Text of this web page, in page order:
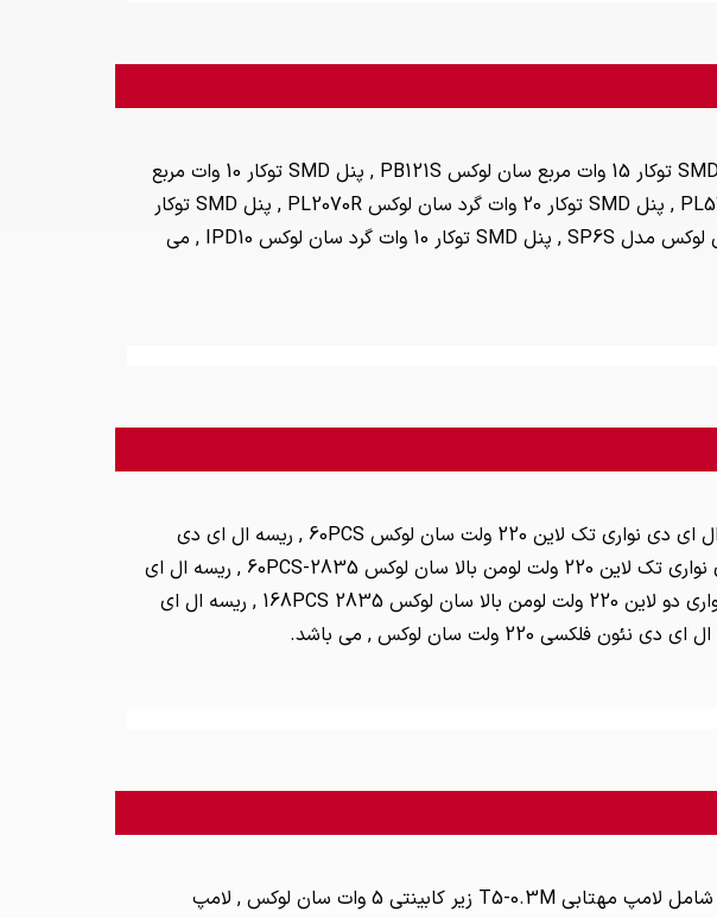
محبوب ترین مدل های سان لوکس چراغ سقفی در بازار شامل پنل SMD توکار 15 وات مربع سان لوکس PB121S , پنل SMD توکار 10 وات مربع
سان لوکس PL1070S , پنل SMD توکار 5 وات مربع سان لوکس PL571S , پنل SMD توکار 20 وات گرد سان لوکس PL2070R , پنل SMD توکار
15 وات گرد سان لوکس PL1570R , پنل SMD روکار مربع 6 وات سان لوکس مدل SP6S , پنل SMD توکار 10 وات گرد سان لوکس IPD10 , می
محبوب ترین مدل های سان لوکس ریسه LED در بازار شامل ریسه ال ای دی نواری تک لاین 220 ولت سان لوکس 60PCS , ریسه ال ای دی
نواری تک لاین 220 ولت سان لوکس 5050-72PCS , ریسه ال ای دی نواری تک لاین 220 ولت لومن بالا سان لوکس 60PCS-2835 , ریسه ال ای
دی نواری دو لاین 220 ولت سان لوکس 168PCS , ریسه ال ای دی نواری دو لاین 220 ولت لومن بالا سان لوکس 2835 168PCS , ریسه ال ای
محبوب ترین مدل های سان لوکس چراغ زیرکابینتی و براکت در بازار شامل لامپ مهتابی T5-0.3M زیر کابینتی 5 وات سان لوکس , لامپ